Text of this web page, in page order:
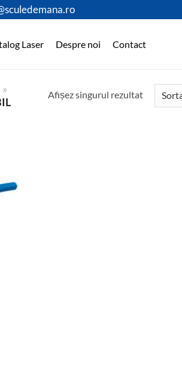
Laser Despre noi Contact
»
Afișez singurul rezultat